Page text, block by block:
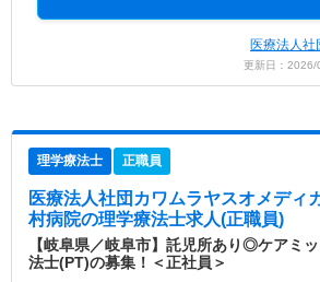
医療法人
更新日：
理学療法士 正職員
医療法人社団カワムラヤスオメディ
村病院の理学療法士求人(正職員)
【岐阜県／岐阜市】託児所あり◎ケアミ
法士(PT)の募集！＜正社員＞